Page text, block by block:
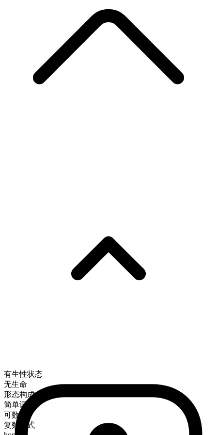
有生性状态
无生命
形态构成
简单词
可数
复数形式